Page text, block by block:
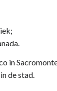
in
de stad.